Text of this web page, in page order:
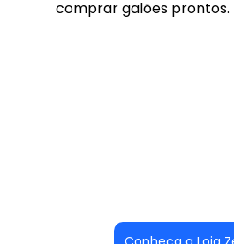
comprar galões prontos.